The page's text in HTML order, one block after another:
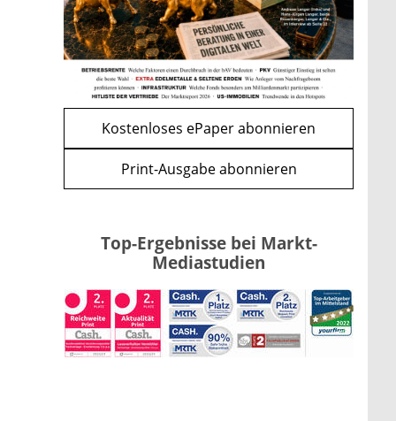
WEITERE ARTIKEL
zurückweiter
mehr
Kostenloses ePaper abonnieren
Print-Ausgabe abonnieren
Top-Ergebnisse bei Markt-
Mediastudien